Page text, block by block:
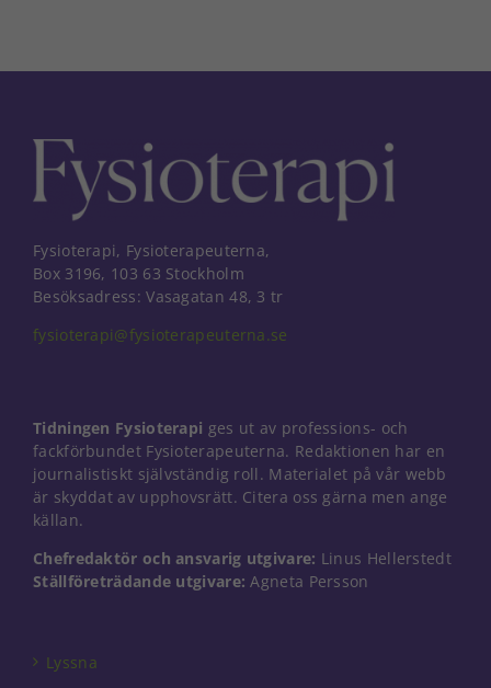
Fysioterapi, Fysioterapeuterna,
Box 3196, 103 63 Stockholm
Besöksadress: Vasagatan 48, 3 tr
fysioterapi@fysioterapeuterna.se
Tidningen Fysioterapi ges ut av professions- och
fackförbundet Fysioterapeuterna. Redaktionen har en
journalistiskt självständig roll. Materialet på vår webb
är skyddat av upphovsrätt. Citera oss gärna men ange
källan.
Chefredaktör och ansvarig utgivare: Linus Hellerstedt
Ställföreträdande utgivare: Agneta Persson
Lyssna
Nödvändiga